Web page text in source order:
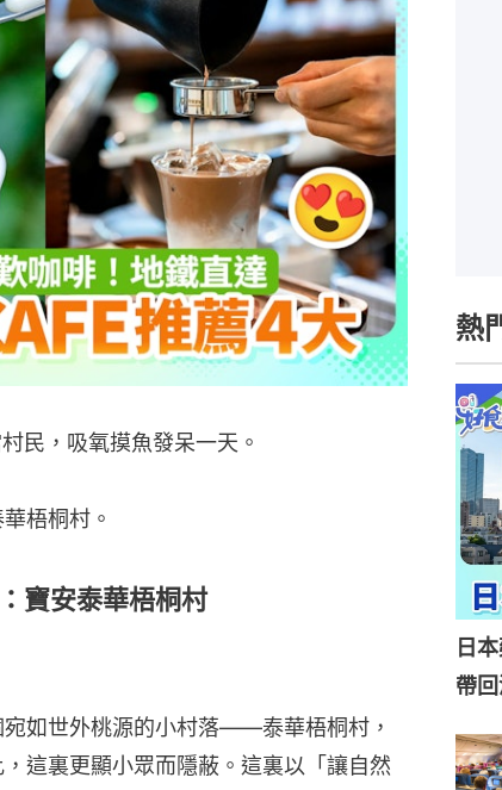
民，吸氧摸魚發呆一天。
梧桐村。
寶安泰華梧桐村
如世外桃源的小村落——泰華梧桐村，
這裏更顯小眾而隱蔽。這裏以「讓自然
熱
日
帶